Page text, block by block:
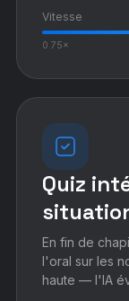
Vitesse
0.75×
Quiz
En fin de
l'oral sur les
haute — l'IA